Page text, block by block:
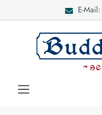
E-